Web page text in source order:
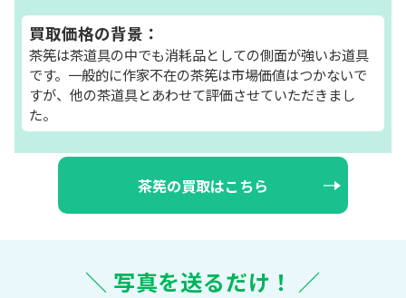
買取価格の背景：
茶筅は茶道具の中でも消耗品としての側面が強いお道具
です。一般的に作家不在の茶筅は市場価値はつかないで
すが、他の茶道具とあわせて評価させていただきまし
た。
茶筅の買取はこちら
＼ 写真を送るだけ！ ／